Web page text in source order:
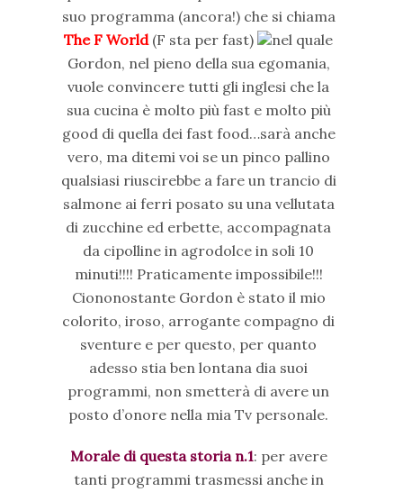
suo programma (ancora!) che si chiama
The F World(F sta per fast)
nel quale
Gordon, nel pieno della sua egomania,
vuole convincere tutti gli inglesi che la
sua cucina è molto più fast e molto più
good di quella dei fast food…sarà anche
vero, ma ditemi voi se un pinco pallino
qualsiasi riuscirebbe a fare un trancio di
salmone ai ferri posato su una vellutata
di zucchine ed erbette, accompagnata
da cipolline in agrodolce in soli 10
minuti!!!! Praticamente impossibile!!!
Ciononostante Gordon è stato il mio
colorito, iroso, arrogante compagno di
sventure e per questo, per quanto
adesso stia ben lontana dia suoi
programmi, non smetterà di avere un
posto d’onore nella mia Tv personale.
Morale di questa storia n.1: per avere
tanti programmi trasmessi anche in